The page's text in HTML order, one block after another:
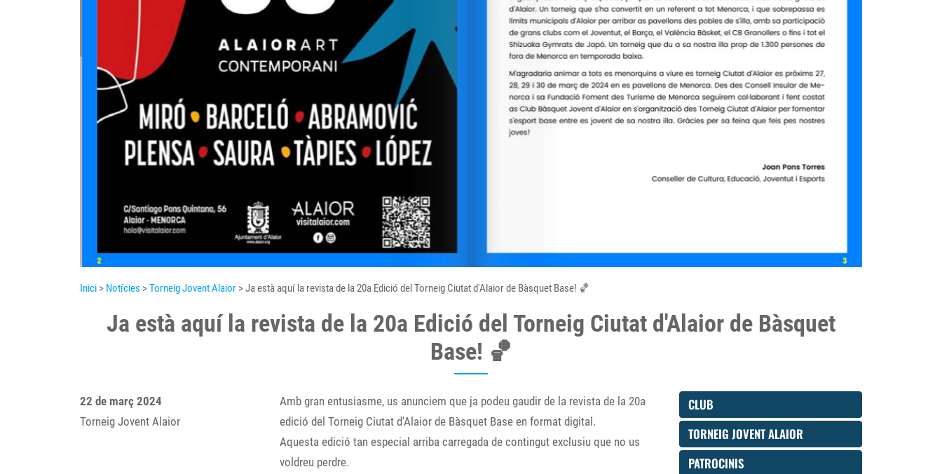
Inici > Notícies >Torneig Jovent Alaior > Ja està aquí la revista de la 20a Edició del Torneig Ciutat d'Alaior de Bàsquet Base! 🏀
Ja està aquí la revista de la 20a Edició del Torneig Ciutat d'Alaior de Bàsquet
Base! 🏀
22 de març 2024
Torneig Jovent Alaior
Amb gran entusiasme, us anunciem que ja podeu gaudir de la revista de la 20a
edició del Torneig Ciutat d'Alaior de Bàsquet Base en format digital.
Aquesta edició tan especial arriba carregada de contingut exclusiu que no us
voldreu perdre.
CLUB
TORNEIG JOVENT ALAIOR
PATROCINIS